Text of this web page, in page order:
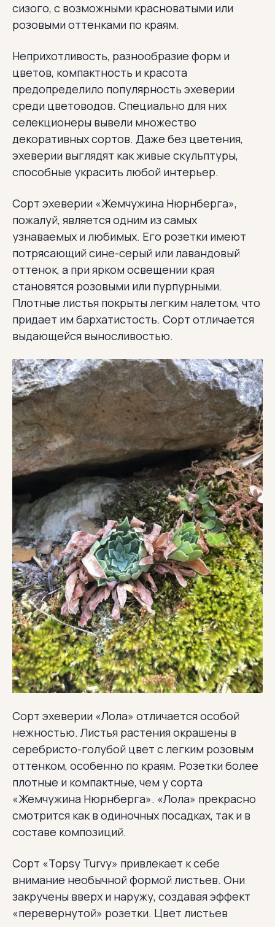
сизого, с возможными красноватыми или
розовыми оттенками по краям.
Неприхотливость, разнообразие форм и
цветов, компактность и красота
предопределило популярность эхеверии
среди цветоводов. Специально для них
селекционеры вывели множество
декоративных сортов. Даже без цветения,
эхеверии выглядят как живые скульптуры,
способные украсить любой интерьер.
Сорт эхеверии «Жемчужина Нюрнберга»,
пожалуй, является одним из самых
узнаваемых и любимых. Его розетки имеют
потрясающий сине-серый или лавандовый
оттенок, а при ярком освещении края
становятся розовыми или пурпурными.
Плотные листья покрыты легким налетом, что
придает им бархатистость. Сорт отличается
выдающейся выносливостью.
Сорт эхеверии «Лола» отличается особой
нежностью. Листья растения окрашены в
серебристо-голубой цвет с легким розовым
оттенком, особенно по краям. Розетки более
плотные и компактные, чем у сорта
«Жемчужина Нюрнберга». «Лола» прекрасно
смотрится как в одиночных посадках, так и в
составе композиций.
Сорт «Topsy Turvy» привлекает к себе
внимание необычной формой листьев. Они
закручены вверх и наружу, создавая эффект
«перевернутой» розетки. Цвет листьев